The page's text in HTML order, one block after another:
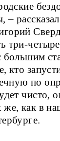
три-
большим
кто
по
чисто,
же, как в